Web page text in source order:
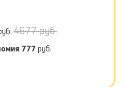
4677 руб.
777 руб.